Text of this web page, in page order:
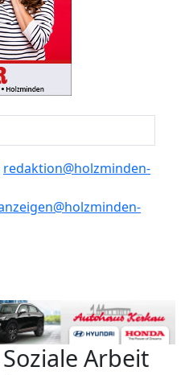
redaktion@holzminden-
Arbeit